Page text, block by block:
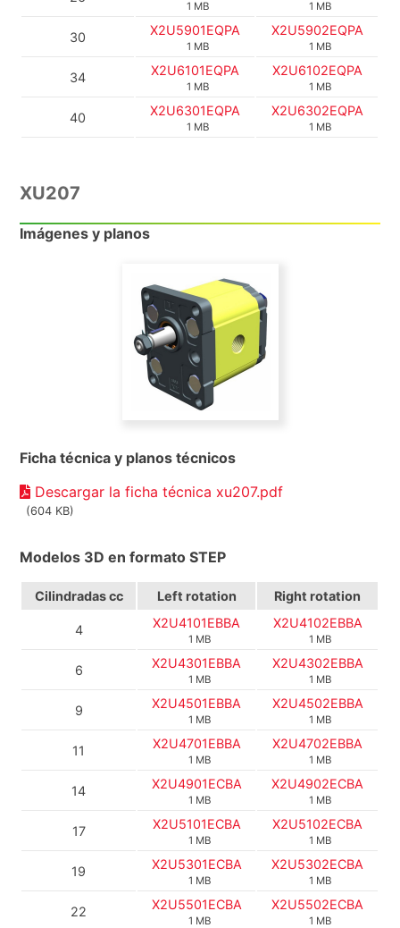
1 MB 1 MB
30 X2U5901EQPA
1 MB
X2U5902EQPA
1 MB
34 X2U6101EQPA
1 MB
X2U6102EQPA
1 MB
40 X2U6301EQPA
1 MB
X2U6302EQPA
1 MB
XU207
Imágenes y planos
Ficha técnica y planos técnicos
Descargar la ficha técnica xu207.pdf
(604 KB)
Modelos 3D en formato STEP
Cilindradas cc Left rotation Right rotation
4 X2U4101EBBA
1 MB
X2U4102EBBA
1 MB
6 X2U4301EBBA
1 MB
X2U4302EBBA
1 MB
9 X2U4501EBBA
1 MB
X2U4502EBBA
1 MB
11 X2U4701EBBA
1 MB
X2U4702EBBA
1 MB
14 X2U4901ECBA
1 MB
X2U4902ECBA
1 MB
17 X2U5101ECBA
1 MB
X2U5102ECBA
1 MB
19 X2U5301ECBA
1 MB
X2U5302ECBA
1 MB
22 X2U5501ECBA
1 MB
X2U5502ECBA
1 MB